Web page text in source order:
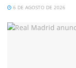
6 DE AGOSTO DE 2026